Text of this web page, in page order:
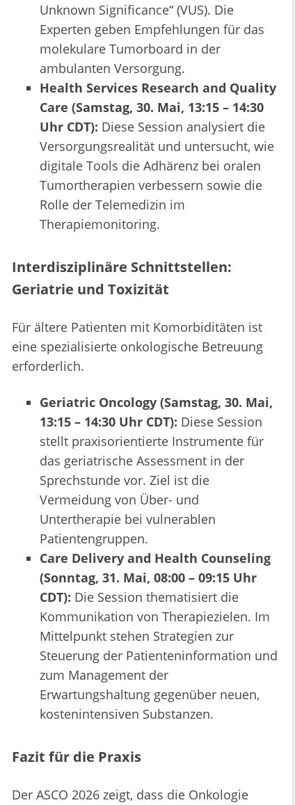
Unknown Significance“ (VUS). Die
Experten geben Empfehlungen für das
molekulare Tumorboard in der
ambulanten Versorgung.
Health Services Research and Quality
Care (Samstag, 30. Mai, 13:15 – 14:30
Uhr CDT): Diese Session analysiert die
Versorgungsrealität und untersucht, wie
digitale Tools die Adhärenz bei oralen
Tumortherapien verbessern sowie die
Rolle der Telemedizin im
Therapiemonitoring.
Interdisziplinäre Schnittstellen:
Geriatrie und Toxizität
Für ältere Patienten mit Komorbiditäten ist
eine spezialisierte onkologische Betreuung
erforderlich.
Geriatric Oncology (Samstag, 30. Mai,
13:15 – 14:30 Uhr CDT): Diese Session
stellt praxisorientierte Instrumente für
das geriatrische Assessment in der
Sprechstunde vor. Ziel ist die
Vermeidung von Über- und
Untertherapie bei vulnerablen
Patientengruppen.
Care Delivery and Health Counseling
(Sonntag, 31. Mai, 08:00 – 09:15 Uhr
CDT): Die Session thematisiert die
Kommunikation von Therapiezielen. Im
Mittelpunkt stehen Strategien zur
Steuerung der Patienteninformation und
zum Management der
Erwartungshaltung gegenüber neuen,
kostenintensiven Substanzen.
Fazit für die Praxis
Der ASCO 2026 zeigt, dass die Onkologie